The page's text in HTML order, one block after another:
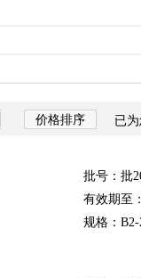
价格排序 已
批号：批
有效期至
规格：